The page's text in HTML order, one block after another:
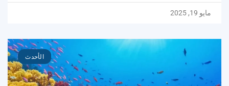
مايو 19, 2025
الأحدث